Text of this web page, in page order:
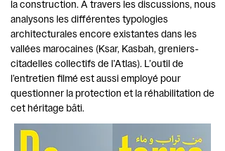
la construction. À travers les discussions, nous
analysons les différentes typologies
architecturales encore existantes dans les
vallées marocaines (Ksar, Kasbah, greniers-
citadelles collectifs de l’Atlas). L’outil de
l’entretien filmé est aussi employé pour
questionner la protection et la réhabilitation de
cet héritage bâti.